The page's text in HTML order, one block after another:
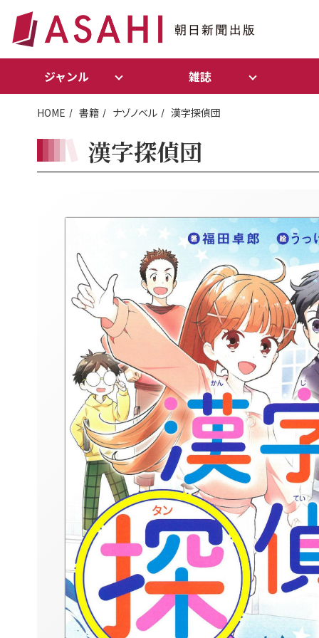
ジャンル 雑誌
HOME 書籍 ナゾノベル 漢字探偵団
漢字探偵団